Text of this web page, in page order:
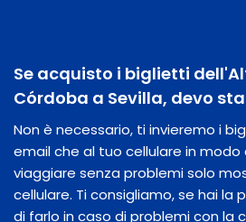
Se acquisto i biglietti
Córdoba a Sevilla, devo
Non è necessario, ti invieremo i
email che al tuo cellulare in
viaggiare senza problemi solo
cellulare. Ti consigliamo, se hai la
di farlo in caso di problemi con la